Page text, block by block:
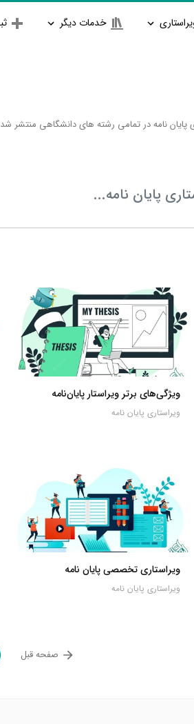
خدمات دیگر
نامه در تمامی رشته های دانشگاهی منتشر شده
ویژگی‌های برتر ویراستار پایان‌نامه
ویراستاری پایان نامه
ویراستاری تخصصی پایان نامه
ویراستاری پایان نامه
صفحه قبل